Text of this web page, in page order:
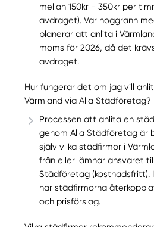
mellan 150kr - 350kr per
avdraget). Var noggrann
planerar att anlita i
moms för 2026, då det
avdraget.
Hur fungerar det om jag vill
Värmland via Alla Städföretag?
Processen att anlita en
genom Alla Städföretag är
själv vilka städfirmor i
från eller lämnar ansvaret
Städföretag (kostnadsfritt).
har städfirmorna
och prisförslag.